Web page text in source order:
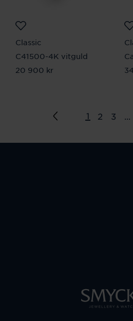
Classic
C41500-4K vitguld
Pris:20 900 kr
20 900 kr
1 2 3 ...